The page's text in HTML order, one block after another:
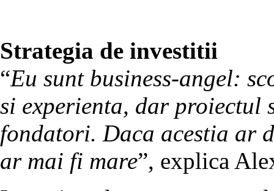
Strategia de investitii
“Eu sunt business-angel:
si experienta, dar proiectul
fondatori. Daca acestia ar
ar mai fi mare”, explica